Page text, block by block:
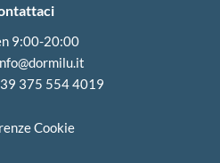
9:00-20:00
375 554 4019‬
Cookie